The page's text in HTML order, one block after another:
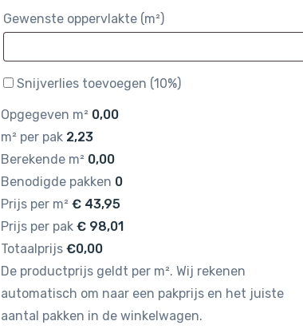
Gewenste oppervlakte (m²)
Snijverlies toevoegen (10%)
Opgegeven m² 0,00
m² per pak 2,23
Berekende m² 0,00
Benodigde pakken 0
Prijs per m² €43,95
Prijs per pak €98,01
Totaalprijs €0,00
De productprijs geldt per m². Wij rekenen
automatisch om naar een pakprijs en het juiste
aantal pakken in de winkelwagen.